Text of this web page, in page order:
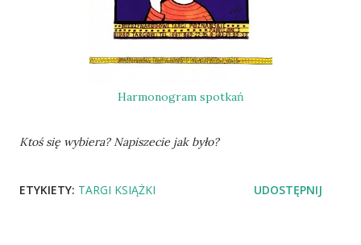
Harmonogram spotkań
Ktoś się wybiera? Napiszecie jak było?
ETYKIETY: TARGI KSIĄŻKI UDOSTĘPNIJ